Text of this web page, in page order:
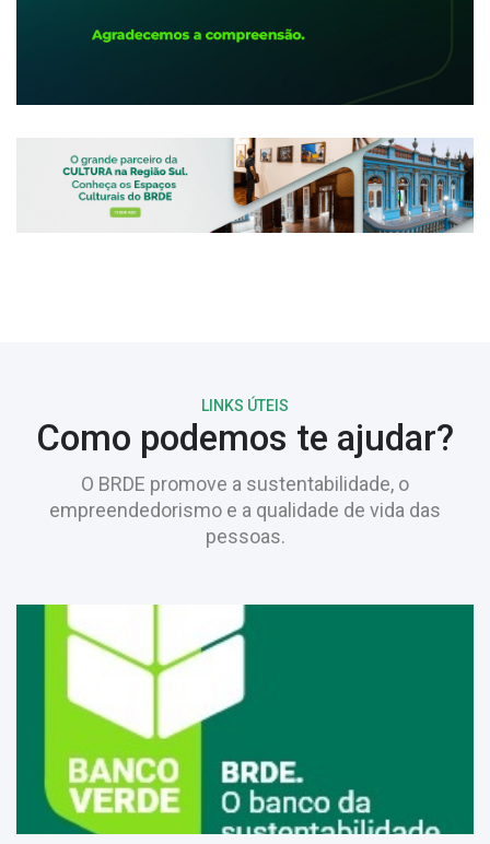
LINKS ÚTEIS
Como podemos te ajudar?
O BRDE promove a sustentabilidade, o
empreendedorismo e a qualidade de vida das
pessoas.